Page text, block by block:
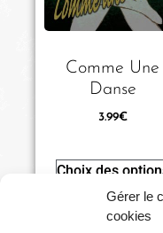
Gérer le
cookies
Comme Une
Danse
3.99€
Choix des